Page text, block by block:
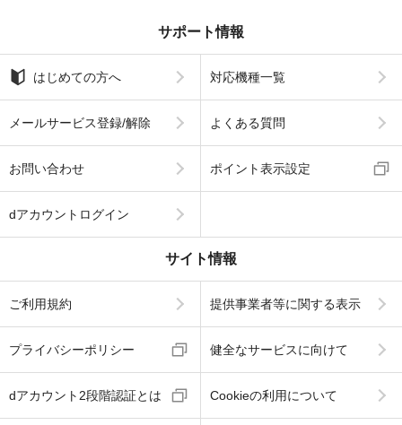
サポート情報
はじめての方へ 対応機種一覧
メールサービス登録/解除 よくある質問
お問い合わせ ポイント表示設定
dアカウントログイン
サイト情報
ご利用規約 提供事業者等に関する表示
プライバシーポリシー 健全なサービスに向けて
dアカウント2段階認証とは Cookieの利用について